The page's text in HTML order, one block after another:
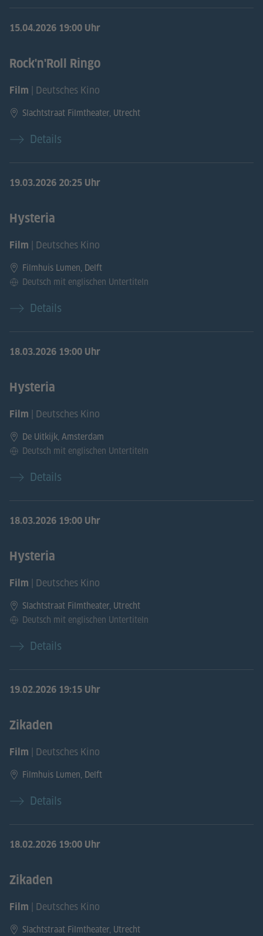
15.04.2026 19:00 Uhr
Rock'n'Roll Ringo
Film | Deutsches Kino
Slachtstraat Filmtheater, Utrecht
Details
19.03.2026 20:25 Uhr
Hysteria
Film | Deutsches Kino
Filmhuis Lumen, Delft
Deutsch mit englischen Untertiteln
Details
18.03.2026 19:00 Uhr
Hysteria
Film | Deutsches Kino
De Uitkijk, Amsterdam
Deutsch mit englischen Untertiteln
Details
18.03.2026 19:00 Uhr
Hysteria
Film | Deutsches Kino
Slachtstraat Filmtheater, Utrecht
Deutsch mit englischen Untertiteln
Details
19.02.2026 19:15 Uhr
Zikaden
Film | Deutsches Kino
Filmhuis Lumen, Delft
Details
18.02.2026 19:00 Uhr
Zikaden
Film | Deutsches Kino
Slachtstraat Filmtheater, Utrecht